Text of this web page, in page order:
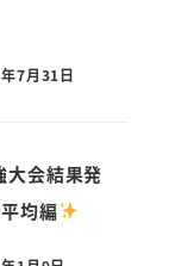
7月31日
大会結果発
均編